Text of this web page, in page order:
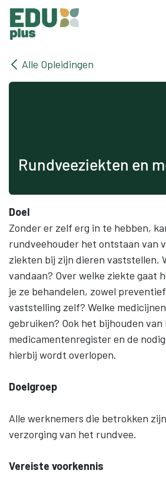
Overslaan naar inhoud
Alle Opleidingen
Rundveeziekten en
Doel
Zonder er zelf erg in te hebben,
rundveehouder het ontstaan van
ziekten bij zijn dieren vaststellen.
vandaan? Over welke ziekte gaat
je ze behandelen, zowel
vaststelling zelf? Welke
gebruiken? Ook het bijhouden van
medicamentenregister en de
hierbij wordt overlopen.
Doelgroep
Alle werknemers die betrokken
verzorging van het rundvee.
Vereiste voorkennis